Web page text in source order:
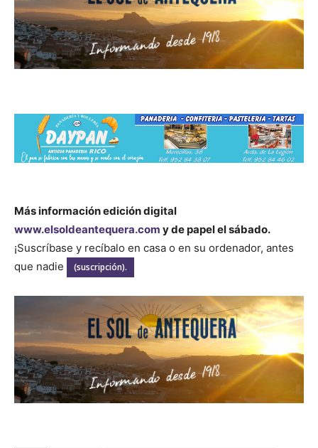
Más información edición digital
www.elsoldeantequera.com y de papel el sábado.
¡Suscríbase y recíbalo en casa o en su ordenador, antes
que nadie
(suscripción).